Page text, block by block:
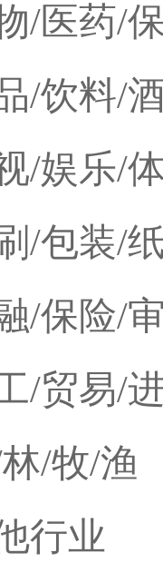
/医药/
/饮料/
/娱乐/
/包装/
/保险/
/贸易/
/牧/渔
行业